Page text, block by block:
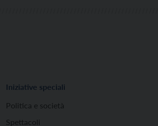
Iniziative speciali
Politica e società
Spettacoli